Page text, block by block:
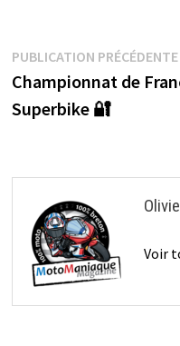
Navigation
de
l’article
PUBLICATION PRÉCÉDENTE
Championnat de
Superbike 🔐
Voir